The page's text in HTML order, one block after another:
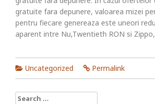
gratuite fara depunere, valoarea mizei
pentru fiecare genereaza este uneori
aparent intre Nu,Twentieth RON si
Uncategorized Permalink
Search for: